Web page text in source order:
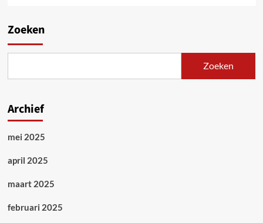
Zoeken
Zoeken
Archief
mei 2025
april 2025
maart 2025
februari 2025